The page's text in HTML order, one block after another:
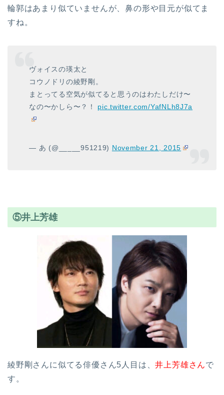
輪郭はあまり似ていませんが、鼻の形や目元が似てま
すね。
ヴォイスの瑛太と
コウノドリの綾野剛。
まとってる空気が似てると思うのはわたしだけ〜
なの〜かしら〜？！ pic.twitter.com/YafNLh8J7a
— あ (@_____951219) November 21, 2015
⑤井上芳雄
綾野剛さんに似てる俳優さん5人目は、井上芳雄さんで
す。